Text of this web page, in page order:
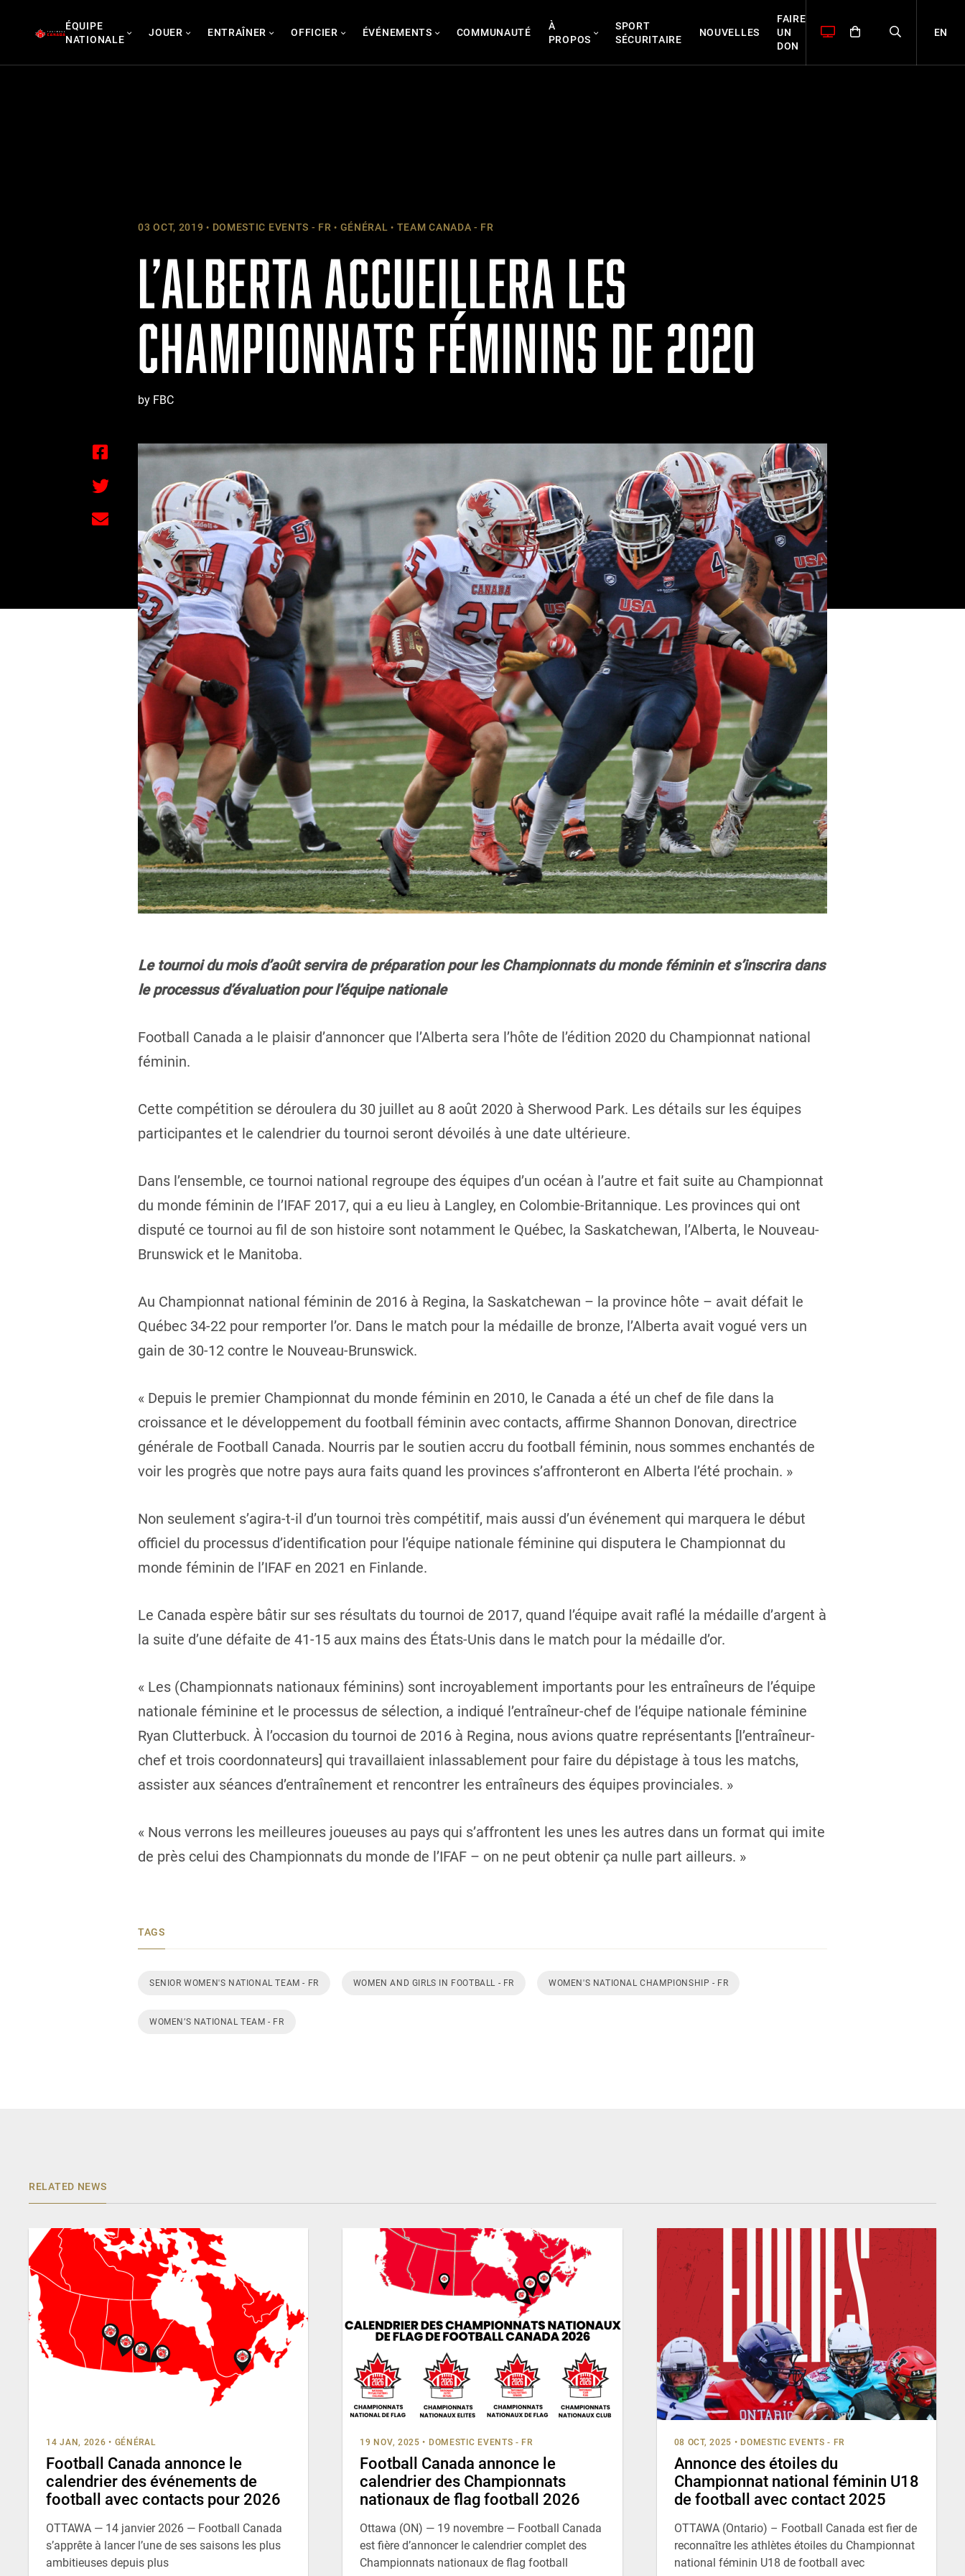
ÉQUIPE
NATIONALE
JOUER ENTRAÎNER OFFICIER ÉVÉNEMENTS COMMUNAUTÉ
À
PROPOS
SPORT
SÉCURITAIRE
NOUVELLES
FAIRE
UN
DON
EN
03 OCT, 2019 DOMESTIC EVENTS - FR GÉNÉRAL TEAM CANADA - FR
L’ALBERTA ACCUEILLERA LES
CHAMPIONNATS FÉMININS DE 2020
by FBC
Le tournoi du mois d’août servira de préparation pour les Championnats du monde féminin et s’inscrira dans
le processus d’évaluation pour l’équipe nationale
Football Canada a le plaisir d’annoncer que l’Alberta sera l’hôte de l’édition 2020 du Championnat national
féminin.
Cette compétition se déroulera du 30 juillet au 8 août 2020 à Sherwood Park. Les détails sur les équipes
participantes et le calendrier du tournoi seront dévoilés à une date ultérieure.
Dans l’ensemble, ce tournoi national regroupe des équipes d’un océan à l’autre et fait suite au Championnat
du monde féminin de l’IFAF 2017, qui a eu lieu à Langley, en Colombie-Britannique. Les provinces qui ont
disputé ce tournoi au fil de son histoire sont notamment le Québec, la Saskatchewan, l’Alberta, le Nouveau-
Brunswick et le Manitoba.
Au Championnat national féminin de 2016 à Regina, la Saskatchewan – la province hôte – avait défait le
Québec 34-22 pour remporter l’or. Dans le match pour la médaille de bronze, l’Alberta avait vogué vers un
gain de 30-12 contre le Nouveau-Brunswick.
« Depuis le premier Championnat du monde féminin en 2010, le Canada a été un chef de file dans la
croissance et le développement du football féminin avec contacts, affirme Shannon Donovan, directrice
générale de Football Canada. Nourris par le soutien accru du football féminin, nous sommes enchantés de
voir les progrès que notre pays aura faits quand les provinces s’affronteront en Alberta l’été prochain. »
Non seulement s’agira-t-il d’un tournoi très compétitif, mais aussi d’un événement qui marquera le début
officiel du processus d’identification pour l’équipe nationale féminine qui disputera le Championnat du
monde féminin de l’IFAF en 2021 en Finlande.
Le Canada espère bâtir sur ses résultats du tournoi de 2017, quand l’équipe avait raflé la médaille d’argent à
la suite d’une défaite de 41-15 aux mains des États-Unis dans le match pour la médaille d’or.
« Les (Championnats nationaux féminins) sont incroyablement importants pour les entraîneurs de l’équipe
nationale féminine et le processus de sélection, a indiqué l’entraîneur-chef de l’équipe nationale féminine
Ryan Clutterbuck. À l’occasion du tournoi de 2016 à Regina, nous avions quatre représentants [l’entraîneur-
chef et trois coordonnateurs] qui travaillaient inlassablement pour faire du dépistage à tous les matchs,
assister aux séances d’entraînement et rencontrer les entraîneurs des équipes provinciales. »
« Nous verrons les meilleures joueuses au pays qui s’affrontent les unes les autres dans un format qui imite
de près celui des Championnats du monde de l’IFAF – on ne peut obtenir ça nulle part ailleurs. »
TAGS
SENIOR WOMEN'S NATIONAL TEAM - FR WOMEN AND GIRLS IN FOOTBALL - FR WOMEN'S NATIONAL CHAMPIONSHIP - FR
WOMEN’S NATIONAL TEAM - FR
RELATED NEWS
14 JAN, 2026 • GÉNÉRAL
Football Canada annonce le
calendrier des événements de
football avec contacts pour 2026
OTTAWA — 14 janvier 2026 — Football Canada
s’apprête à lancer l’une de ses saisons les plus
ambitieuses depuis plus
19 NOV, 2025 • DOMESTIC EVENTS - FR
Football Canada annonce le
calendrier des Championnats
nationaux de flag football 2026
Ottawa (ON) — 19 novembre — Football Canada
est fière d’annoncer le calendrier complet des
Championnats nationaux de flag football
08 OCT, 2025 • DOMESTIC EVENTS - FR
Annonce des étoiles du
Championnat national féminin U18
de football avec contact 2025
OTTAWA (Ontario) – Football Canada est fier de
reconnaître les athlètes étoiles du Championnat
national féminin U18 de football avec